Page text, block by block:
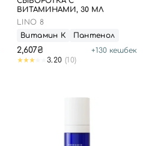
ВИТАМИНАМИ, 30 МЛ
LINO 8
Витамин К
Пантенол
2,607₴ +130 кешбек
3.20 (10)